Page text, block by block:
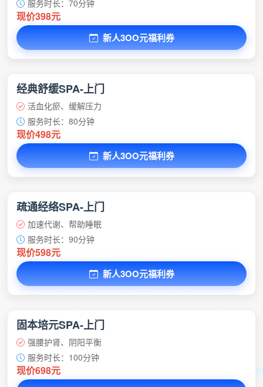
服务时长：70分钟
现价398元
新人3OO元福利券
经典舒缓SPA-上门
活血化瘀、缓解压力
服务时长：80分钟
现价498元
新人3OO元福利券
疏通经络SPA-上门
加速代谢、帮助睡眠
服务时长：90分钟
现价598元
新人3OO元福利券
固本培元SPA-上门
强腰护肾、阴阳平衡
服务时长：100分钟
现价698元